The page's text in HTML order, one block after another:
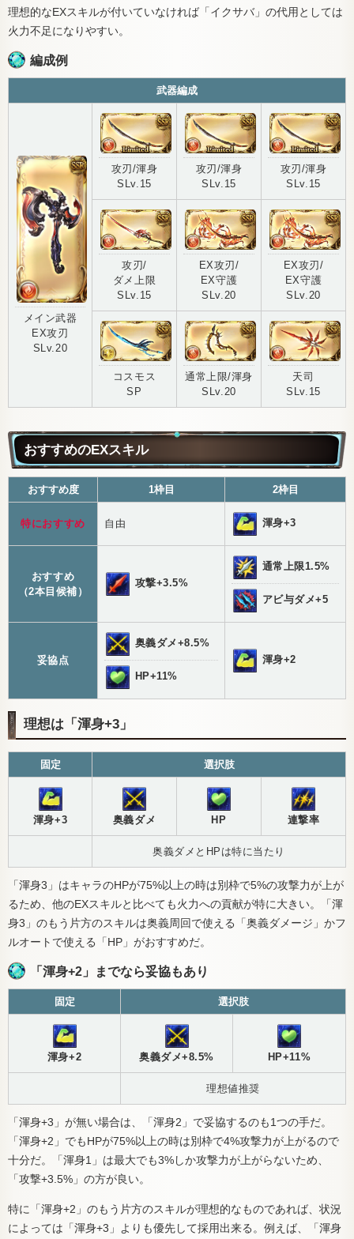
理想的なEXスキルが付いていなければ「イクサバ」の代用としては
火力不足になりやすい。
編成例
武器編成
メイン武器
EX攻刃
SLv.20
攻刃/渾身
SLv.15
攻刃/渾身
SLv.15
攻刃/渾身
SLv.15
攻刃/
ダメ上限
SLv.15
EX攻刃/
EX守護
SLv.20
EX攻刃/
EX守護
SLv.20
コスモス
SP
通常上限/渾身
SLv.20
天司
SLv.15
おすすめのEXスキル
おすすめ度 1枠目 2枠目
特におすすめ 自由 渾身+3
おすすめ
（2本目候補）
攻撃+3.5%
通常上限1.5%
アビ与ダメ+5
妥協点
奥義ダメ+8.5%
HP+11%
渾身+2
理想は「渾身+3」
固定 選択肢
渾身+3 奥義ダメ HP 連撃率
奥義ダメとHPは特に当たり
「渾身3」はキャラのHPが75%以上の時は別枠で5%の攻撃力が上が
るため、他のEXスキルと比べても火力への貢献が特に大きい。「渾
身3」のもう片方のスキルは奥義周回で使える「奥義ダメージ」かフ
ルオートで使える「HP」がおすすめだ。
「渾身+2」までなら妥協もあり
固定 選択肢
渾身+2 奥義ダメ+8.5% HP+11%
理想値推奨
「渾身+3」が無い場合は、「渾身2」で妥協するのも1つの手だ。
「渾身+2」でもHPが75%以上の時は別枠で4%攻撃力が上がるので
十分だ。「渾身1」は最大でも3%しか攻撃力が上がらないため、
「攻撃+3.5%」の方が良い。
特に「渾身+2」のもう片方のスキルが理想的なものであれば、状況
によっては「渾身+3」よりも優先して採用出来る。例えば、「渾身